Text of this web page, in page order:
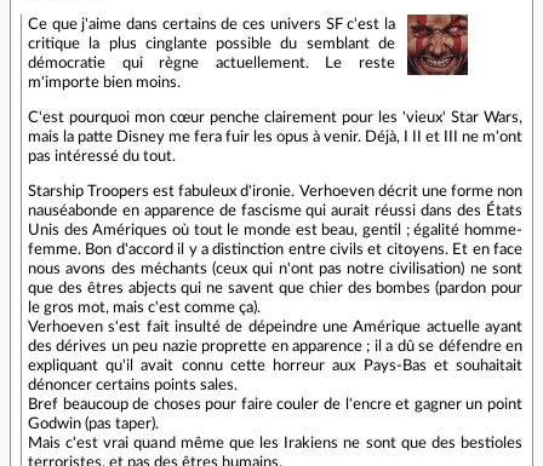
Ce que j'aime dans certains de ces univers SF c'est la
critique la plus cinglante possible du semblant de
démocratie qui règne actuellement. Le reste
m'importe bien moins.
C'est pourquoi mon cœur penche clairement pour les 'vieux' Star Wars,
mais la patte Disney me fera fuir les opus à venir. Déjà, I II et III ne m'ont
pas intéressé du tout.
Starship Troopers est fabuleux d'ironie. Verhoeven décrit une forme non
nauséabonde en apparence de fascisme qui aurait réussi dans des États
Unis des Amériques où tout le monde est beau, gentil ; égalité homme-
femme. Bon d'accord il y a distinction entre civils et citoyens. Et en face
nous avons des méchants (ceux qui n'ont pas notre civilisation) ne sont
que des êtres abjects qui ne savent que chier des bombes (pardon pour
le gros mot, mais c'est comme ça).
Verhoeven s'est fait insulté de dépeindre une Amérique actuelle ayant
des dérives un peu nazie proprette en apparence ; il a dû se défendre en
expliquant qu'il avait connu cette horreur aux Pays-Bas et souhaitait
dénoncer certains points sales.
Bref beaucoup de choses pour faire couler de l'encre et gagner un point
Godwin (pas taper).
Mais c'est vrai quand même que les Irakiens ne sont que des bestioles
terroristes, et pas des êtres humains.